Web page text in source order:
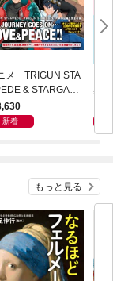
メ「TRIGUN STA
& STARGAZ
公式コンプリート
ク
新着
感
もっと見る